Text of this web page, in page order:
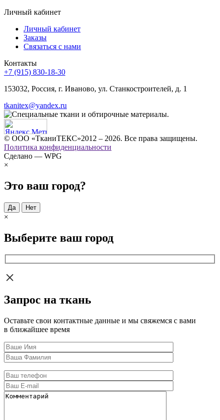
Личный кабинет
Личный кабинет
Заказы
Связаться с нами
Контакты
+7 (915) 830-18-30
153032, Россия, г. Иваново, ул. Станкостроителей, д. 1
tkanitex@yandex.ru
© ООО «ТканиТЕКС»2012 – 2026. Все права защищены.
Политика конфиденциальности
Сделано — WPG
×
Это ваш город?
Да Нет
×
Выберите ваш город
Запрос на ткань
Оставьте свои контактные данные и мы свяжемся с вами
в ближайшее время